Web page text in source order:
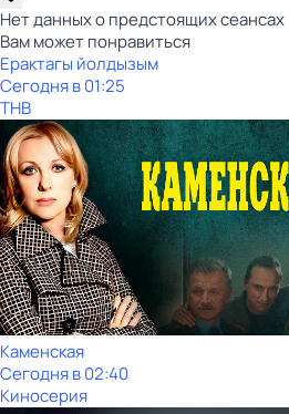
Нет данных о предстоящих сеансах
Вам может понравиться
Ерактагы йолдызым
Сегодня в 01:25
ТНВ
Каменская
Сегодня в 02:40
Киносерия